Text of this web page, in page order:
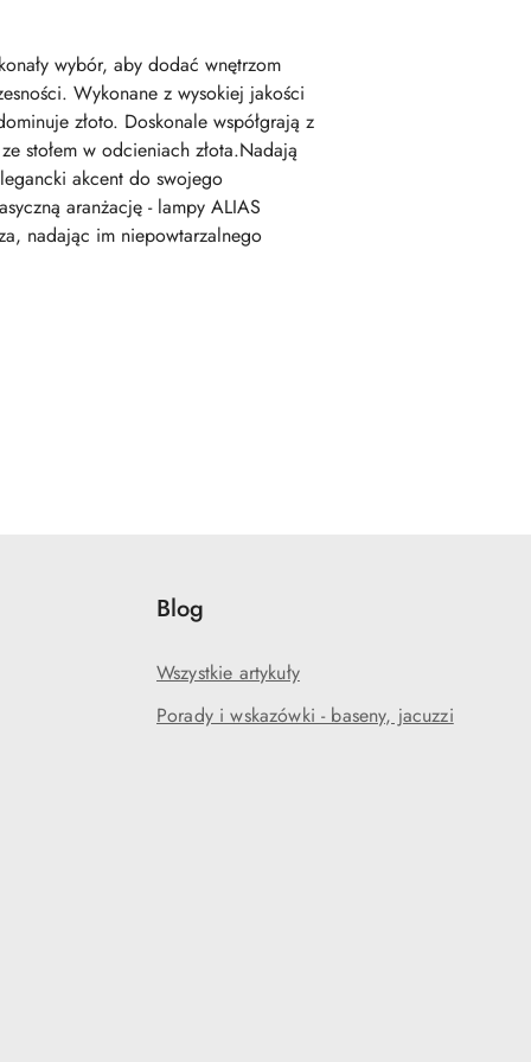
wybór, aby dodać wnętrzom
Wykonane z wysokiej jakości
złoto. Doskonale współgrają z
stołem w odcieniach złota.Nadają
akcent do swojego
aranżację - lampy ALIAS
nadając im niepowtarzalnego
Blog
Wszystkie artykuły
Porady i wskazówki - baseny, jacuzzi